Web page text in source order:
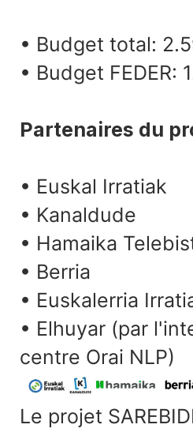
• Budget total:
• Budget FEDER:
Partenaires du
• Euskal Irratiak
• Kanaldude
• Hamaika
• Berria
• Euskalerria
• Elhuyar (par
centre Orai NLP)
Le projet